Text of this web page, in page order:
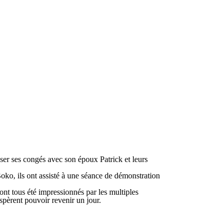
ses congés avec son époux Patrick et leurs
ils ont assisté à une séance de démonstration
tous été impressionnés par les multiples
pouvoir revenir un jour.